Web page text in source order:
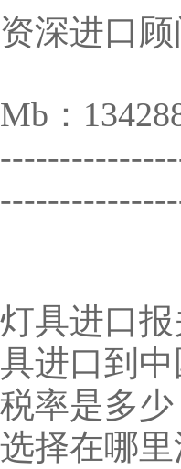
资深进口
Mb：
灯具进口
具进口到
税率是多
选择在哪